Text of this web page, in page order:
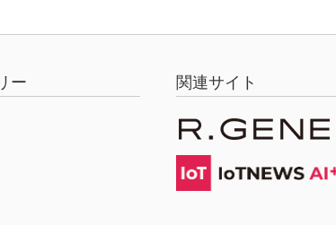
ー 関連サイト